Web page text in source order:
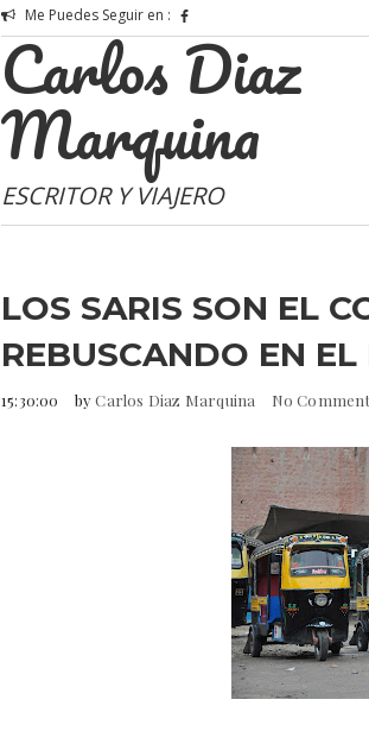
Me Puedes Seguir en :
Carlos Diaz
Marquina
ESCRITOR Y VIAJERO
LOS SARIS SON EL
REBUSCANDO EN EL
15:30:00 byCarlos Diaz Marquina No